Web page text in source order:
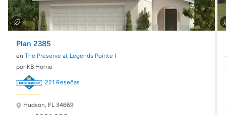
Plan 2385
en The Preserve at Legends Pointe I
por KB Home
221 Reseñas
Hudson, FL 34669